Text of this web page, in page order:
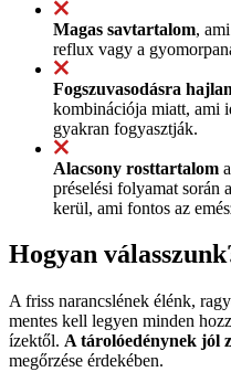
Magas savtartalom,
reflux vagy a
Fogszuvasodásra
kombinációja miatt, ami
gyakran fogyasztják.
Alacsony rosttartalom
préselési folyamat során
kerül, ami fontos az
Hogyan
A friss narancslének élénk,
mentes kell legyen minden
ízektől. A tárolóedénynek jól
megőrzése érdekében.